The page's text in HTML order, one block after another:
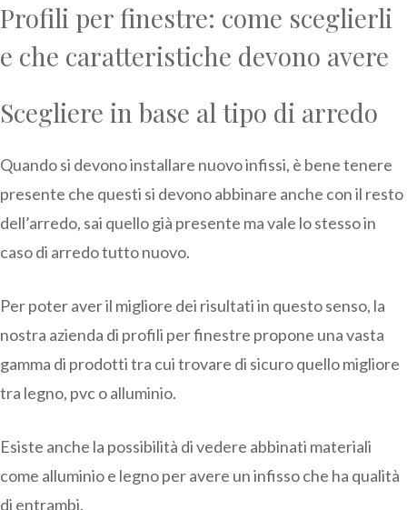
Profili per finestre: come sceglierli
e che caratteristiche devono avere
Scegliere in base al tipo di arredo
Quando si devono installare nuovo infissi, è bene tenere
presente che questi si devono abbinare anche con il resto
dell’arredo, sai quello già presente ma vale lo stesso in
caso di arredo tutto nuovo.
Per poter aver il migliore dei risultati in questo senso, la
nostra azienda di profili per finestre propone una vasta
gamma di prodotti tra cui trovare di sicuro quello migliore
tra legno, pvc o alluminio.
Esiste anche la possibilità di vedere abbinati materiali
come alluminio e legno per avere un infisso che ha qualità
di entrambi.